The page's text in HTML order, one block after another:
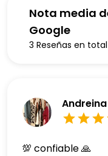
Nota media
Google
3 Reseñas en total
💯 confiable 🙏